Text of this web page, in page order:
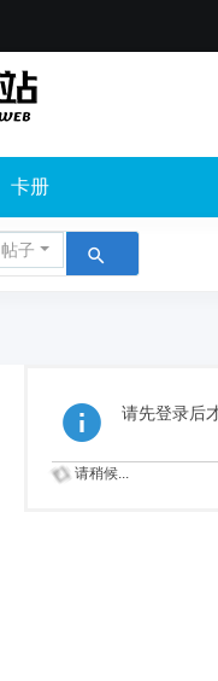
卡册
帖子
请先登录后
请稍候...